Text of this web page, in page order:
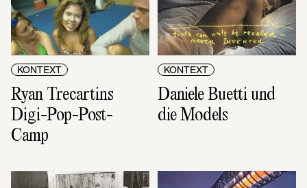
KONTEXT
Ryan Trecartins
Digi-Pop-Post-
Camp
KONTEXT
Daniele Buetti und
die Models